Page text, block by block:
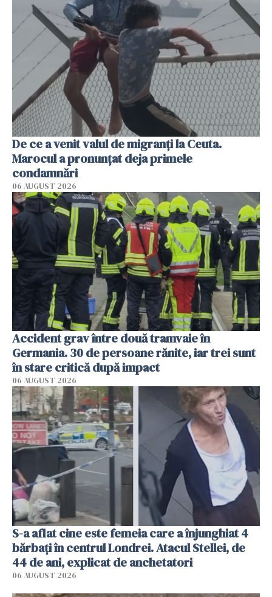
De ce a venit valul de migranți la Ceuta.
Marocul a pronunțat deja primele
condamnări
06 AUGUST 2026
Accident grav între două tramvaie în
Germania. 30 de persoane rănite, iar trei sunt
în stare critică după impact
06 AUGUST 2026
S-a aflat cine este femeia care a înjunghiat 4
bărbați în centrul Londrei. Atacul Stellei, de
44 de ani, explicat de anchetatori
06 AUGUST 2026